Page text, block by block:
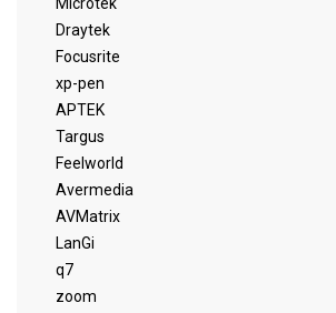
Draytek
Focusrite
xp-pen
APTEK
Targus
Feelworld
Avermedia
AVMatrix
LanGi
q7
zoom